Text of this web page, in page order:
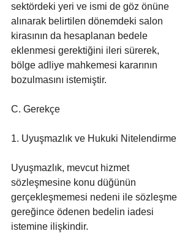
sektördeki yeri ve ismi de göz önüne
alınarak belirtilen dönemdeki salon
kirasının da hesaplanan bedele
eklenmesi gerektiğini ileri sürerek,
bölge adliye mahkemesi kararının
bozulmasını istemiştir.
C. Gerekçe
1. Uyuşmazlık ve Hukuki Nitelendirme
Uyuşmazlık, mevcut hizmet
sözleşmesine konu düğünün
gerçekleşmemesi nedeni ile sözleşme
gereğince ödenen bedelin iadesi
istemine ilişkindir.